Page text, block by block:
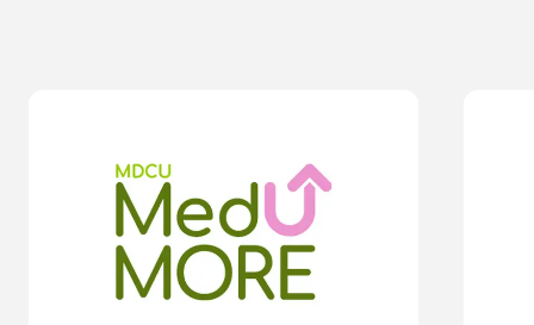
การออกกำลังกายเพื่อชะลอข้อเข่าเสื่อม
0.0 0rating)
moreDetails